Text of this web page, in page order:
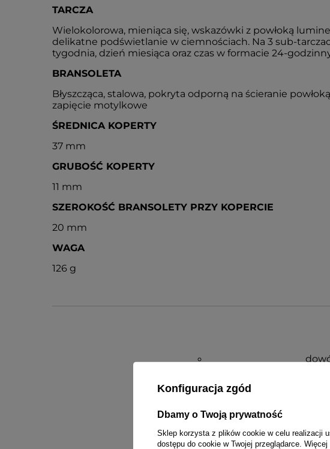
TARCZA
Wielokolorowa, mieniąca się, wskazówki z powłoką
delikatne podświetlanie w ciemnościach. Na 3 sub-
tygodnia, dzień miesiąca oraz czas w formacie 24-
BRANSOLETA
Błyszcząca, stalowa, pokryta odporną na ścieranie
zapięcie motylkowe
ŚREDNICA KOPERTY
37 mm
GRUBOŚĆ KOPERTY
11 mm
SZEROKOŚĆ BRANSOLETY PRZY KOPERCIE
20 mm
WAGA
126 g
Dane kontaktowe
Konfiguracja zgód
Dbamy o Twoją prywatność
Sklep korzysta z plików cookie w celu realizacji
dostępu do cookie w Twojej przeglądarce.